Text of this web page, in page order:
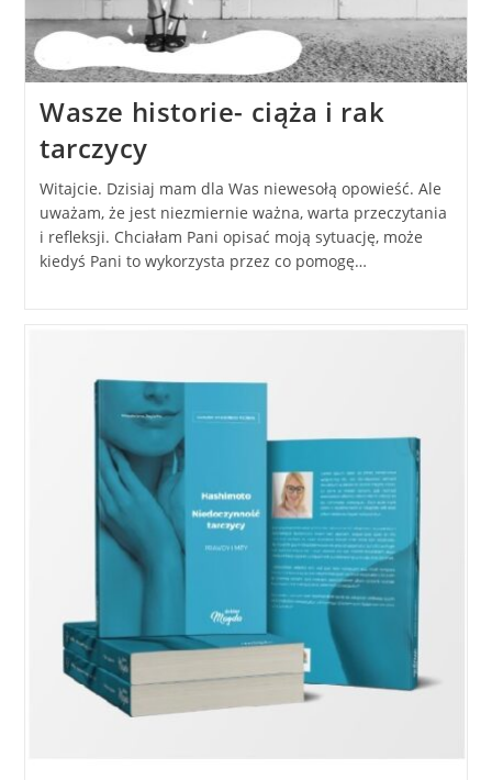
Wasze historie- ciąża i rak
tarczycy
Witajcie. Dzisiaj mam dla Was niewesołą opowieść. Ale
uważam, że jest niezmiernie ważna, warta przeczytania
i refleksji. Chciałam Pani opisać moją sytuację, może
kiedyś Pani to wykorzysta przez co pomogę…